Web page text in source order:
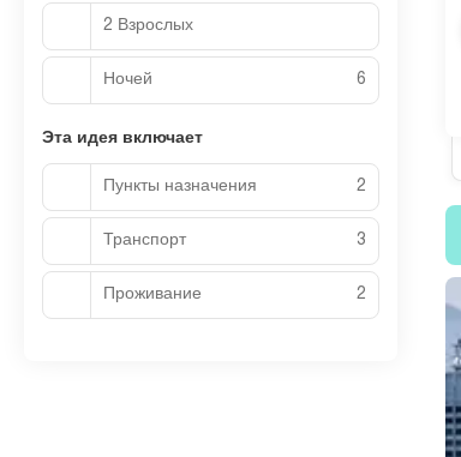
2 Взрослых
Ночей 6
Эта идея включает
Пункты назначения 2
Транспорт 3
Проживание 2